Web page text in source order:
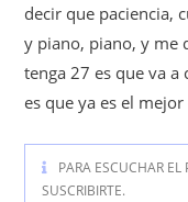
decir que paciencia,
y piano, piano, y me
tenga 27 es que va
es que ya es el
PARA ESCUCHAR
SUSCRIBIRTE.